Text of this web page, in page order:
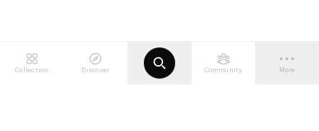
Collection Discover Community More